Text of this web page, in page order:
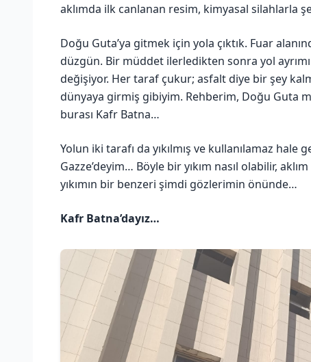
aklımda ilk canlanan resim, kimyasal silahlarla
Doğu Guta’ya gitmek için yola çıktık. Fuar
düzgün. Bir müddet ilerledikten sonra yol
değişiyor. Her taraf çukur; asfalt diye bir şey
dünyaya girmiş gibiyim. Rehberim, Doğu Guta
burası Kafr Batna…
Yolun iki tarafı da yıkılmış ve kullanılamaz
Gazze’deyim… Böyle bir yıkım nasıl olabilir,
yıkımın bir benzeri şimdi gözlerimin önünde…
Kafr Batna’dayız…